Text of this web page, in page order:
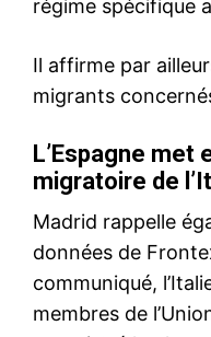
Poutine à effectuer une visite
officielle au Maroc
25 January 2019